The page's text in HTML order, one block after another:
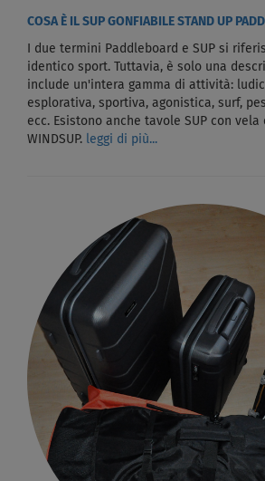
COSA È IL SUP GONFIABILE STAND UP
I due termini Paddleboard e SUP si
identico sport. Tuttavia, è solo una
include un'intera gamma di attività:
esplorativa, sportiva, agonistica, surf,
ecc. Esistono anche tavole SUP con
WINDSUP.
leggi di più...